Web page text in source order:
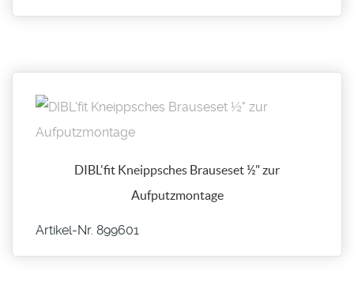
DIBL'fit Kneippsches Brauseset ½" zur
Aufputzmontage
Artikel-Nr. 899601